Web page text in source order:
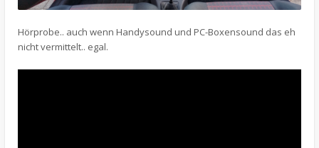
Hörprobe.. auch wenn Handysound und PC-Boxensound das eh
nicht vermittelt.. egal.